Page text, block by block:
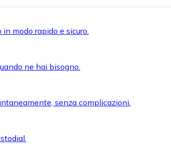
modo rapido e sicuro.
ne hai bisogno.
senza complicazioni.